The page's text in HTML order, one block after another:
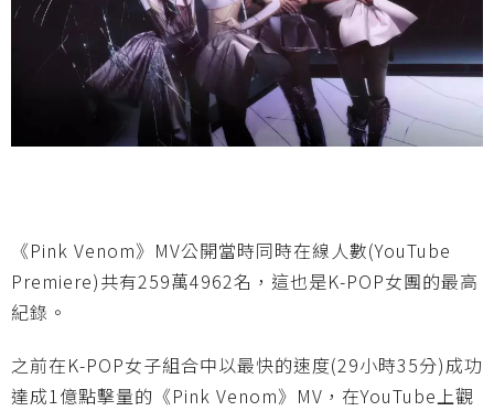
《Pink Venom》MV公開當時同時在線人數(YouTube
Premiere)共有259萬4962名，這也是K-POP女團的最高
紀錄。
之前在K-POP女子組合中以最快的速度(29小時35分)成功
達成1億點擊量的《Pink Venom》MV，在YouTube上觀